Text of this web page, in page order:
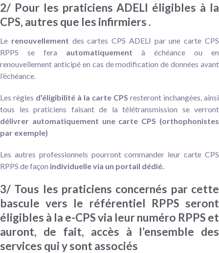
2/ Pour les praticiens ADELI éligibles à la
CPS, autres que les infirmiers .
Le renouvellement des cartes CPS ADELI par une carte CPS
RPPS se fera automatiquement à échéance ou en
renouvellement anticipé en cas de modification de données avant
l’échéance.
Les règles d’éligibilité à la carte CPS resteront inchangées, ainsi
tous les praticiens faisant de la télétransmission se verront
délivrer automatiquement une carte CPS (orthophonistes
par exemple)
Les autres professionnels pourront commander leur carte CPS
RPPS de façon individuelle via un portail dédié.
3/ Tous les praticiens concernés par cette
bascule vers le référentiel RPPS seront
éligibles à la e-CPS via leur numéro RPPS et
auront, de fait, accès à l’ensemble des
services qui y sont associés